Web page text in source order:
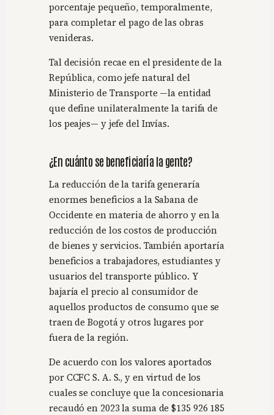
porcentaje pequeño, temporalmente,
para completar el pago de las obras
venideras.
Tal decisión recae en el presidente de la
República, como jefe natural del
Ministerio de Transporte —la entidad
que define unilateralmente la tarifa de
los peajes— y jefe del Invías.
¿En cuánto se beneficiaría la gente?
La reducción de la tarifa generaría
enormes beneficios a la Sabana de
Occidente en materia de ahorro y en la
reducción de los costos de producción
de bienes y servicios. También aportaría
beneficios a trabajadores, estudiantes y
usuarios del transporte público. Y
bajaría el precio al consumidor de
aquellos productos de consumo que se
traen de Bogotá y otros lugares por
fuera de la región.
De acuerdo con los valores aportados
por CCFC S. A. S., y en virtud de los
cuales se concluye que la concesionaria
recaudó en 2023 la suma de $135 926 185